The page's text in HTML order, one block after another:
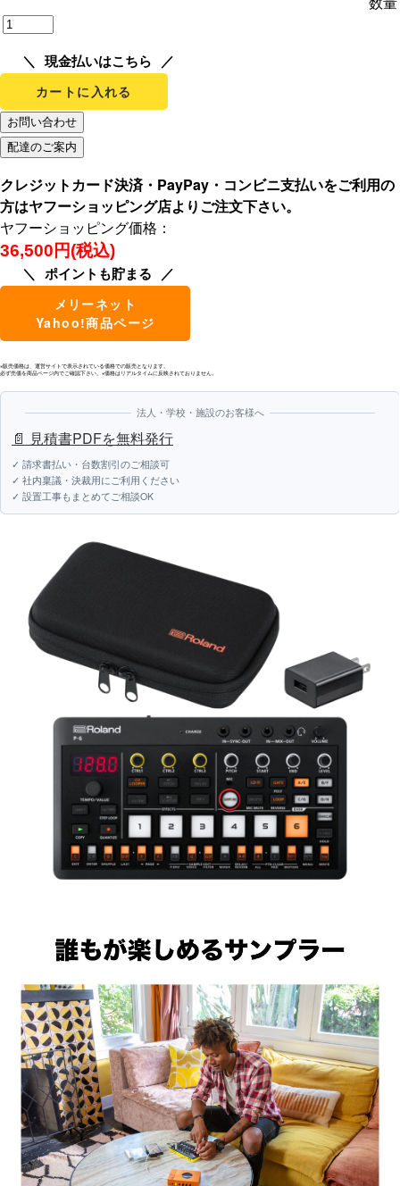
現金払いはこちら
カートに入れる
クレジットカード決済・PayPay・コンビニ支払いをご利用の
方はヤフーショッピング店よりご注文下さい。
ヤフーショッピング価格：
36,500円(税込)
ポイントも貯まる
メリーネット
Yahoo!商品ページ
※販売価格は、運営サイトで表示されている価格での販売となります。
必ず売価を商品ページ内でご確認下さい。※価格はリアルタイムに反映されておりません。
法人・学校・施設のお客様へ
📄 見積書PDFを無料発行
✓ 請求書払い・台数割引のご相談可
✓ 社内稟議・決裁用にご利用ください
✓ 設置工事もまとめてご相談OK